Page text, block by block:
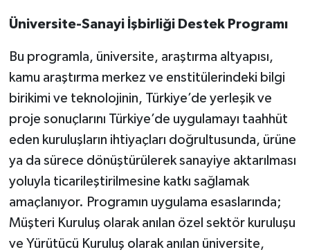
Üniversite-Sanayi İşbirliği Destek Programı
Bu programla, üniversite, araştırma altyapısı,
kamu araştırma merkez ve enstitülerindeki bilgi
birikimi ve teknolojinin, Türkiye’de yerleşik ve
proje sonuçlarını Türkiye’de uygulamayı taahhüt
eden kuruluşların ihtiyaçları doğrultusunda, ürüne
ya da sürece dönüştürülerek sanayiye aktarılması
yoluyla ticarileştirilmesine katkı sağlamak
amaçlanıyor. Programın uygulama esaslarında;
Müşteri Kuruluş olarak anılan özel sektör kuruluşu
ve Yürütücü Kuruluş olarak anılan üniversite,